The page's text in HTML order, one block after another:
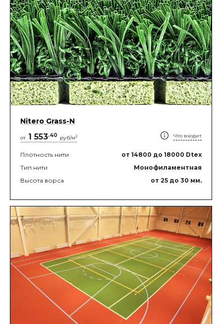
Nitero Grass-N
от 1 553.40 руб/м2 Что входит
Плотность нити от 14800 до 18000 Dtex
Тип нити
Монофиламентная
Высота ворса
от 25 до 30 мм.